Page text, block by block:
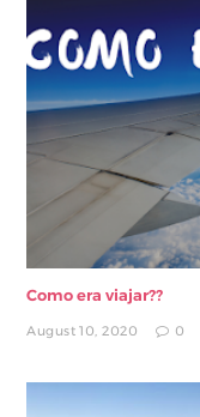
Como era viajar??
August 10, 2020 0